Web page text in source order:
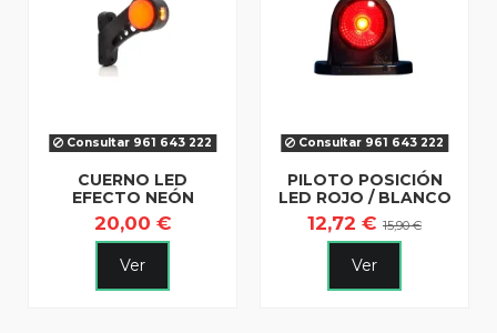
Consultar 961 643 222
CUERNO LED
EFECTO NEÓN
20,00 €
Ver
Consultar 961 643 222
PILOTO POSICIÓN
LED ROJO / BLANCO
12,72 € 15,90 €
Ver